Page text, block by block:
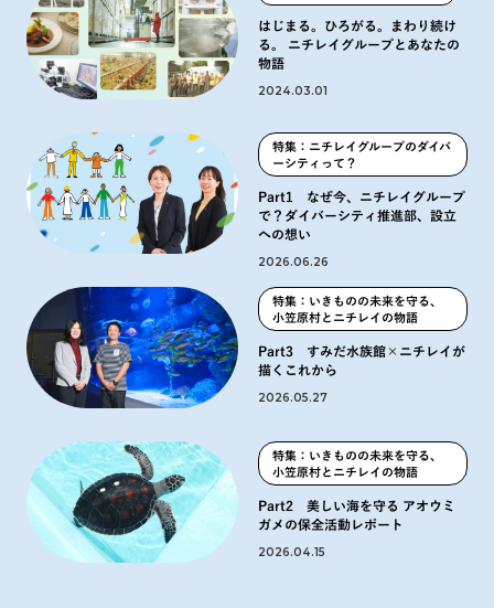
はじまる。ひろがる。まわり続け
る。 ニチレイグループとあなたの
物語
2024.03.01
特集：ニチレイグループのダイバ
ーシティって？
Part1 なぜ今、ニチレイグループ
で？ダイバーシティ推進部、設立
への想い
2026.06.26
特集：いきものの未来を守る、
小笠原村とニチレイの物語
Part3 すみだ水族館×ニチレイが
描くこれから
2026.05.27
特集：いきものの未来を守る、
小笠原村とニチレイの物語
Part2 美しい海を守る アオウミ
ガメの保全活動レポート
2026.04.15